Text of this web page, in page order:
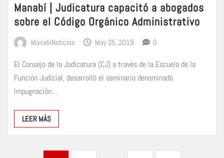
Manabí | Judicatura capacitó a abogados
sobre el Código Orgánico Administrativo
ManabiNoticias May 25, 2019 0
El Consejo de la Judicatura (CJ) a través de la Escuela de la
Función Judicial, desarrolló el seminario denominado
Impugnación…
LEER MÁS